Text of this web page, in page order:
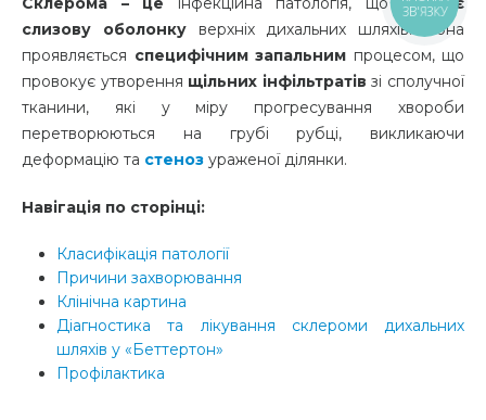
слизову оболонкуверхніх дихальних шляхів. Вона
проявляється специфічним запальним процесом, що
провокує утворення щільних інфільтратівзі сполучної
тканини, які у міру прогресування хвороби
перетворюються на грубі рубці, викликаючи
деформацію та стеноз ураженої ділянки.
Навігація по сторінці:
Класифікація патології
Причини захворювання
Клінічна картина
Діагностика та лікування склероми дихальних
шляхів у «Беттертон»
Профілактика
ЗВ'ЯЗКУ